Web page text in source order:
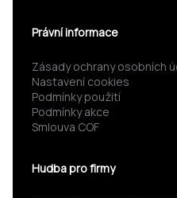
Právní informace
Zásady ochrany osobních
Nastavení cookies
Podmínky použití
Podmínky akce
Smlouva COF
Hudba pro firmy